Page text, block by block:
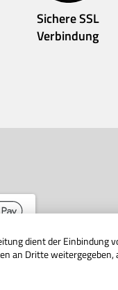
Sichere SSL
Verbindung
dient der Einbindung
an Dritte weitergegeben,